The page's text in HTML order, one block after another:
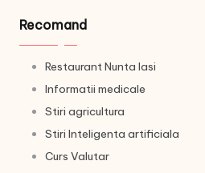
Recomand
Restaurant Nunta Iasi
Informatii medicale
Stiri agricultura
Stiri Inteligenta artificiala
Curs Valutar